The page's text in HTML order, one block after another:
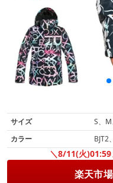
サイズ
S、
カラー
BJT2
＼8/11(火)01:59
楽天市